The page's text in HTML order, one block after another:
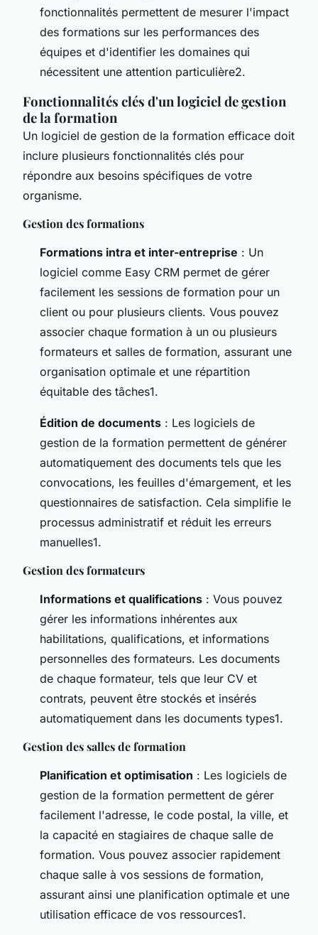
fonctionnalités permettent de mesurer l'impact
des formations sur les performances des
équipes et d'identifier les domaines qui
nécessitent une attention particulière2.
Fonctionnalités clés d'un logiciel de gestion
de la formation
Un logiciel de gestion de la formation efficace doit
inclure plusieurs fonctionnalités clés pour
répondre aux besoins spécifiques de votre
organisme.
Gestion des formations
Formations intra et inter-entreprise : Un
logiciel comme Easy CRM permet de gérer
facilement les sessions de formation pour un
client ou pour plusieurs clients. Vous pouvez
associer chaque formation à un ou plusieurs
formateurs et salles de formation, assurant une
organisation optimale et une répartition
équitable des tâches1.
Édition de documents : Les logiciels de
gestion de la formation permettent de générer
automatiquement des documents tels que les
convocations, les feuilles d'émargement, et les
questionnaires de satisfaction. Cela simplifie le
processus administratif et réduit les erreurs
manuelles1.
Gestion des formateurs
Informations et qualifications : Vous pouvez
gérer les informations inhérentes aux
habilitations, qualifications, et informations
personnelles des formateurs. Les documents
de chaque formateur, tels que leur CV et
contrats, peuvent être stockés et insérés
automatiquement dans les documents types1.
Gestion des salles de formation
Planification et optimisation : Les logiciels de
gestion de la formation permettent de gérer
facilement l'adresse, le code postal, la ville, et
la capacité en stagiaires de chaque salle de
formation. Vous pouvez associer rapidement
chaque salle à vos sessions de formation,
assurant ainsi une planification optimale et une
utilisation efficace de vos ressources1.